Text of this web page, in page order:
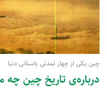
چین یکی از چهار تمدنی باستانی دنیا
درباره‌ی تاریخ چین